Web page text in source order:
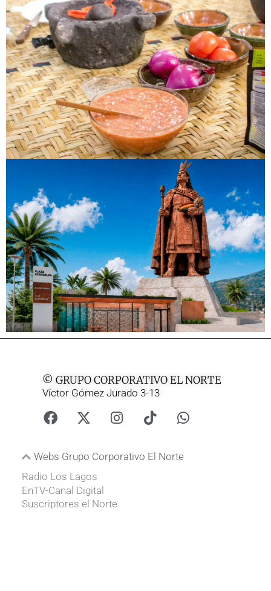
© GRUPO CORPORATIVO EL NORTE
Víctor Gómez Jurado 3-13
Webs Grupo Corporativo El Norte
Radio Los Lagos
EnTV-Canal Digital
Suscriptores el Norte